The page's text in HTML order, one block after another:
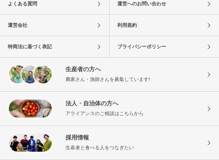
よくある質問 運営へのお問い合わせ
運営会社 利用規約
特商法に基づく表記 プライバシーポリシー
生産者の方へ
農家さん・漁師さんを募集しています!
法人・自治体の方へ
アライアンスのご相談はこちらから
採用情報
生産者と食べる人をつなぎたい